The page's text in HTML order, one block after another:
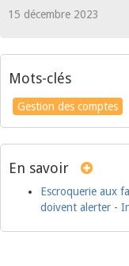
15 décembre 2023
Mots-clés
Gestion des comptes
En savoir
Escroquerie aux
doivent alerter -